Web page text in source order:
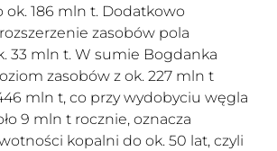
ok. 186 mln t. Dodatkowo
zasobów pola
33 mln t. W sumie Bogdanka
zasobów z ok. 227 mln t
mln t, co przy wydobyciu węgla
9 mln t rocznie, oznacza
kopalni do ok. 50 lat, czyli